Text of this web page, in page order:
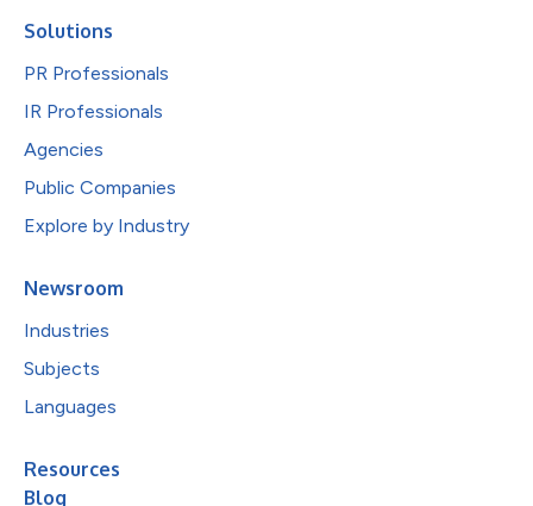
Solutions
PR Professionals
IR Professionals
Agencies
Public Companies
Explore by Industry
Newsroom
Industries
Subjects
Languages
Resources
Blog